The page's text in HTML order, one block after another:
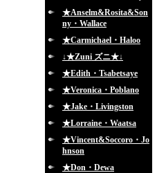
★Anselm&Rosita&Son
ny・Wallace
★Carmichael・Haloo
↓★Zuni ズニ★↓
★Edith・Tsabetsaye
★Veronica・Poblano
★Jake・Livingston
★Lorraine・Waatsa
★Vincent&Soccoro・Jo
hnson
★Don・Dewa